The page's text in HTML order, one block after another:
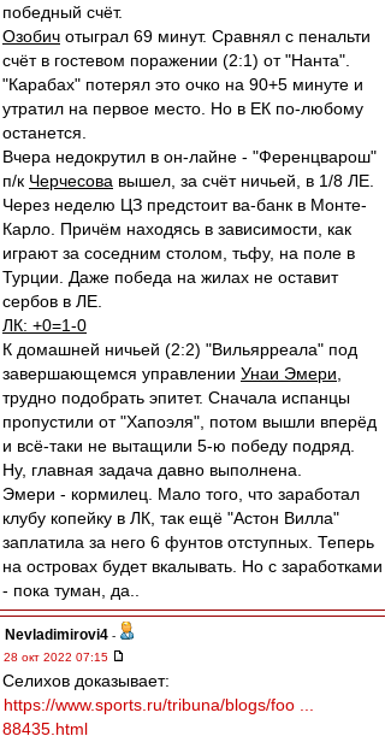
победный счёт.
Озобич отыграл 69 минут. Сравнял с пенальти
счёт в гостевом поражении (2:1) от "Нанта".
"Карабах" потерял это очко на 90+5 минуте и
утратил на первое место. Но в ЕК по-любому
останется.
Вчера недокрутил в он-лайне - "Ференцварош"
п/к Черчесова вышел, за счёт ничьей, в 1/8 ЛЕ.
Через неделю ЦЗ предстоит ва-банк в Монте-
Карло. Причём находясь в зависимости, как
играют за соседним столом, тьфу, на поле в
Турции. Даже победа на жилах не оставит
сербов в ЛЕ.
ЛК: +0=1-0
К домашней ничьей (2:2) "Вильярреала" под
завершающемся управлении Унаи Эмери
трудно подобрать эпитет. Сначала испанцы
пропустили от "Хапоэля", потом вышли вперёд
и всё-таки не вытащили 5-ю победу подряд.
Ну, главная задача давно выполнена.
Эмери - кормилец. Мало того, что заработал
клубу копейку в ЛК, так ещё "Астон Вилла"
заплатила за него 6 фунтов отступных. Теперь
на островах будет вкалывать. Но с заработками
- пока туман, да..
Nevladimirovi4 -
28 окт 2022 07:15
Селихов доказывает:
https://www.sports.ru/tribuna/blogs/foo ...
88435.html